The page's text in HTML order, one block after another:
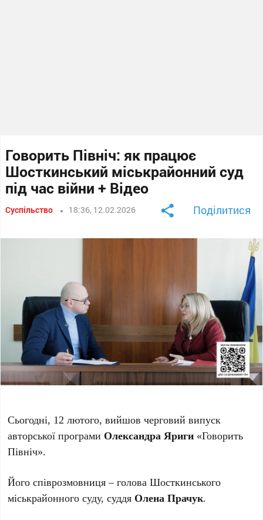
Говорить Північ: як працює
Шосткинський міськрайонний суд
під час війни + Відео
Суспільство 18:36, 12.02.2026 Поділитися
Сьогодні, 12 лютого, вийшов черговий випуск
авторської програми Олександра Яриги «Говорить
Північ».
Його співрозмовниця – голова Шосткинського
міськрайонного суду, суддя Олена Прачук.